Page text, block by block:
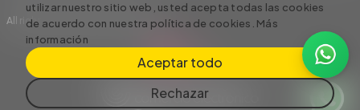
utilizar nuestro sitio web, usted acepta todas las cookies
de acuerdo con nuestra política de cookies. Más
información
Aceptar todo
Rechazar
All rights reserved empowered by